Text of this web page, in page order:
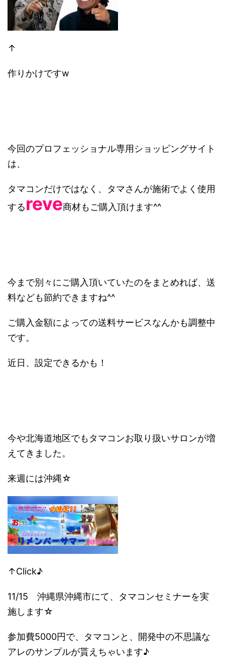
↑
作りかけですw
今回のプロフェッショナル専用ショッピングサイト
は、
タマコンだけではなく、タマさんが施術でよく使用
するreve商材もご購入頂けます^^
今まで別々にご購入頂いていたのをまとめれば、送
料なども節約できますね^^
ご購入金額によっての送料サービスなんかも調整中
です。
近日、設定できるかも！
今や北海道地区でもタマコンお取り扱いサロンが増
えてきました。
来週には沖縄☆
↑Click♪
11/15 沖縄県沖縄市にて、タマコンセミナーを実
施します☆
参加費5000円で、タマコンと、開発中の不思議な
アレのサンプルが貰えちゃいます♪